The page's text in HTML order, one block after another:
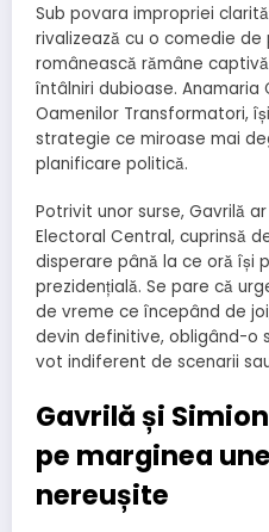
Sub povara impropriei
rivalizează cu o comedie
românească rămâne
întâlniri dubioase. Anamaria
Oamenilor Transformatori,
strategie ce miroase mai
planificare politică.
Potrivit unor surse, Gavrilă
Electoral Central, cuprinsă
disperare până la ce oră își
prezidențială. Se pare că
de vreme ce începând de
devin definitive, obligând-o
vot indiferent de scenarii
Gavrilă și
pe marginea
nereușite